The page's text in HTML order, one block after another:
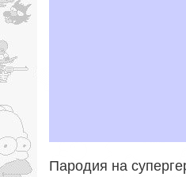
Пародия на